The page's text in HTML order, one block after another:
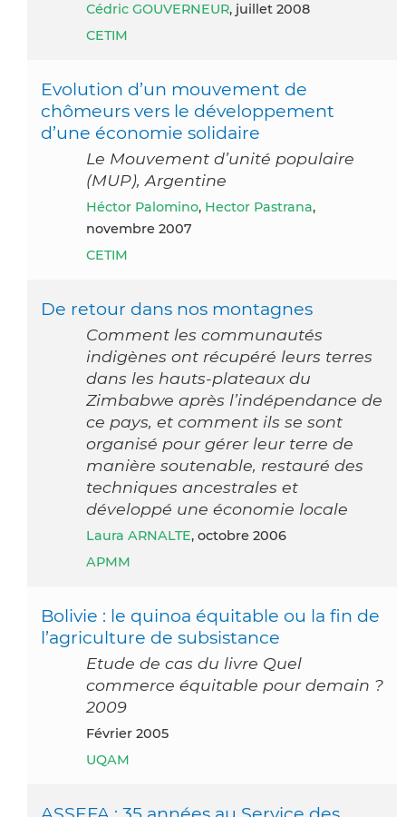
Cédric GOUVERNEUR, juillet 2008
CETIM
Evolution d’un mouvement de
chômeurs vers le développement
d’une économie solidaire
Le Mouvement d’unité populaire
(MUP), Argentine
Héctor Palomino, Hector Pastrana,
novembre 2007
CETIM
De retour dans nos montagnes
Comment les communautés
indigènes ont récupéré leurs terres
dans les hauts-plateaux du
Zimbabwe après l’indépendance de
ce pays, et comment ils se sont
organisé pour gérer leur terre de
manière soutenable, restauré des
techniques ancestrales et
développé une économie locale
Laura ARNALTE, octobre 2006
APMM
Bolivie : le quinoa équitable ou la fin de
l’agriculture de subsistance
Etude de cas du livre Quel
commerce équitable pour demain ?
2009
février 2005
UQAM